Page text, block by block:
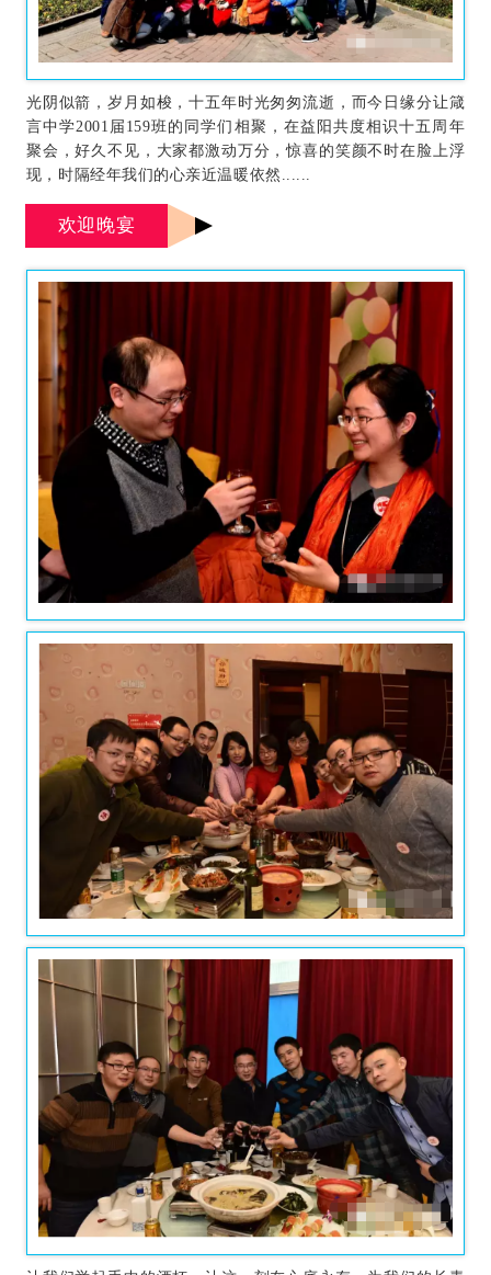
光阴 似箭，岁月如梭，十五年时光匆匆流逝，而今日缘分让箴
言中学2001届159班的同学们相聚，在益阳共度相识十五周年
聚会，好久不见，大家都激动万分，惊喜的笑颜不时在脸上浮
现，时隔经年我们的心亲近温暖依然......
欢迎晚宴